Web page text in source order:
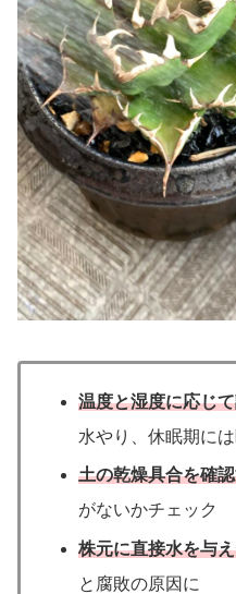
温度と湿度に応じ
水やり、休眠期に
土の乾燥具合を確
がないかチェック
株元に直接水を与
と腐敗の原因に